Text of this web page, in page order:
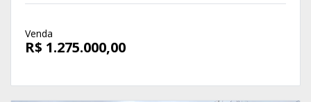
Venda
R$ 1.275.000,00